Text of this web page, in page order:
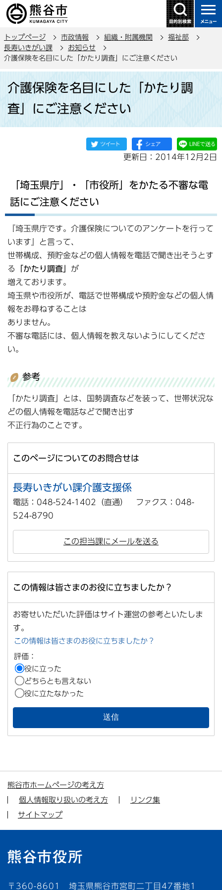
の
ー
ジ
トップページ 市政情報 組織・附属機関
福祉部
長寿いきがい課
お知らせ
介護保険を名目にした「かたり調査」にご注意ください
か
介護保険を名目にした「かたり調
査」にご注意ください
更新日：2014年12月2日
「埼玉県庁」・「市役所」をかたる不審な電
話にご注意ください
『埼玉県庁です。介護保険についてのアンケートを行って
います』と言って、
世帯構成、預貯金などの個人情報を電話で聞き出そうとす
る
「かたり調査」 が
増えております。
埼玉県や市役所が、電話で世帯構成や預貯金などの個人情
報をお尋ねすることは
ありません。
不審な電話には、個人情報を教えないようにしてくださ
い。
参考
「かたり調査」とは、国勢調査などを装って、世帯状況な
どの個人情報を電話などで聞き出す
不正行為のことです。
このページについてのお問合せは
長寿いきがい課介護支援係
電話：048-524-1402（直通） ファクス：048-
524-8790
この担当課にメールを送る
この情報は皆さまのお役に立ちましたか？
お寄せいただいた評価はサイト運営の参考といたしま
す。
この情報は皆さまのお役に立ちましたか？
評価：
役に立った
どちらとも言えない
役に立たなかった
熊谷市ホームページの考え方
個人情報取り扱いの考え方
リンク集
サイトマップ
〒360-8601 埼玉県熊谷市宮町二丁目47番地1